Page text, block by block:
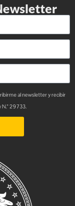
al newsletter y recibir
N.° 29733.